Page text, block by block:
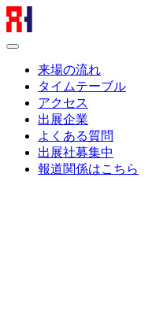
来場の流れ
タイムテーブル
アクセス
出展企業
よくある質問
出展社募集中
報道関係はこちら